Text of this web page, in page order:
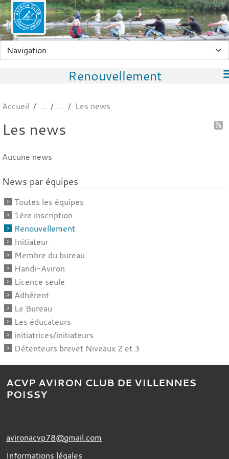
Renouvellement
Accueil Les news
Les news
Aucune news
News par équipes
Toutes les équipes
1ère inscription
Renouvellement
Initiateur
Membre du bureau
Handi-Aviron
Licence seule
Adhérent
Le Bureau
Les éducateurs
initiatrices/initiateurs
Détenteurs brevet Niveaux 2 et 3
ACVP AVIRON CLUB DE VILLENNES
POISSY
avironacvp78@gmail.com
Informations légales
Panneau de gestion des cookies